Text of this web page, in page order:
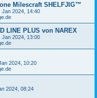
Milescraft SHELFJIG™
Jan 2024, 14:40
LINE PLUS von NAREX
Jan 2024, 13:00
2024, 10:20
2024, 08:24